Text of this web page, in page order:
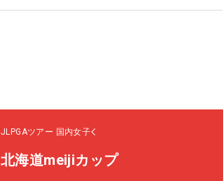
JLPGAツアー 国内女子
北海道meijiカップ